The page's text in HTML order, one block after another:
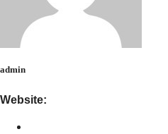
admin
Website: